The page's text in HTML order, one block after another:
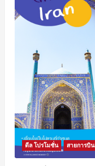
จอง
ตั๋ว
เครื่อง
บิน
กรุงเทพฯ
–
กระบี่
ใน
ราคา
รวม
เริ่ม
ต้น
1,280
บาท
ดีล โปรโมชั่น สายการบิน